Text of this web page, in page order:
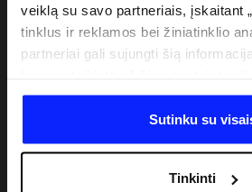
veiklą su savo partneriais, įskaitant
tinklus ir reklamos bei žiniatinklio
partneriai gali sujungti šią
duomenimis, kuriuos jie gauna, kai
paslaugomis. Gavus Jūsų leidimą,
Jūsų asmeninę informaciją savo
analitinius tyrimus, pritaikyti turinį ir
Sutinku su
Tinkinti